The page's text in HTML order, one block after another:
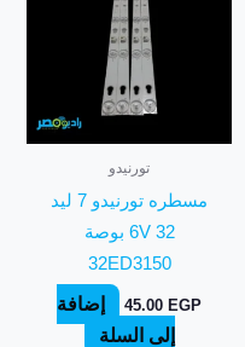
تورنيدو
مسطره تورنيدو 7 ليد
6V 32 بوصة
32ED3150
45.00EGP
إضافة
إلى السلة